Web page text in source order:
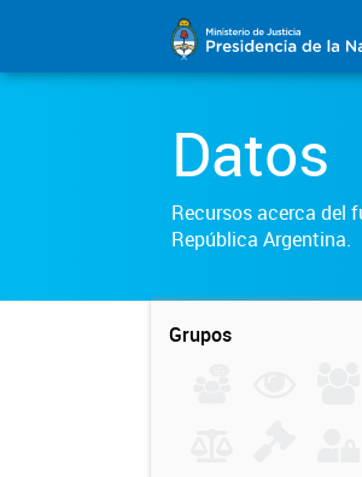
Datos
Recursos acerca del
República Argentina.
Grupos